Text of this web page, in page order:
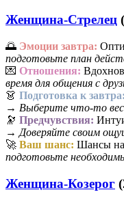
Женщина-Стрелец
🌅 Эмоции завтра:
подготовьте план
💌 Отношения:
время для общения с
👗 Подготовка к завтра:
→ Выберите что-то
🔭 Предчувствия:
→ Доверяйте своим
🚀 Ваш шанс: Шансы на
подготовьте
Женщина-Козерог